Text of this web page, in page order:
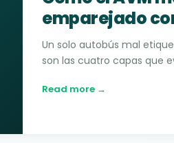
emparejado
Un solo autobús mal
son las cuatro capas que
Read more →